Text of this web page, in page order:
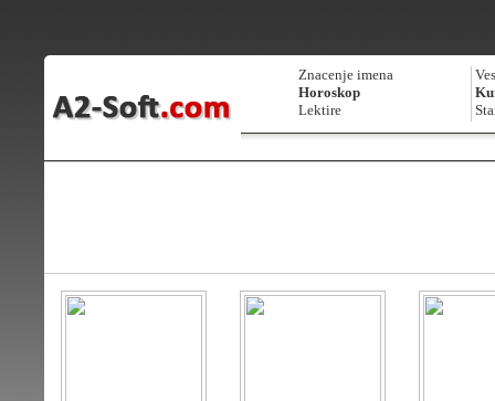
Znacenje imena
Horoskop
Lektire